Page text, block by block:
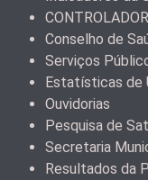
Conselho de
Serviços
Estatísticas de
Ouvidorias
Pesquisa de
Secretaria
Resultados da